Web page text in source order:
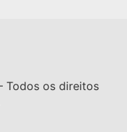
Todos os direitos